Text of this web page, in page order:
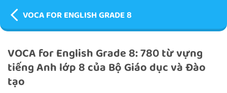
VOCA FOR ENGLISH GRADE 8
VOCA for English Grade 8: 780 từ vựng
tiếng Anh lớp 8 của Bộ Giáo dục và Đào
tạo